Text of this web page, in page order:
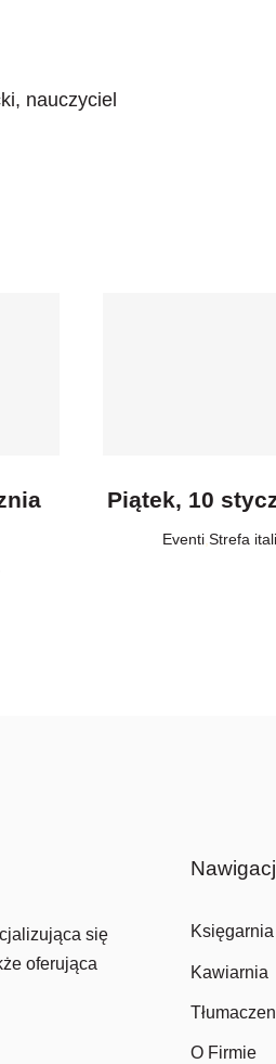
nauczyciel
Piątek, 10
Eventi, Strefa
się
oferująca
Księgarnia
Kawiarnia
O Firmie